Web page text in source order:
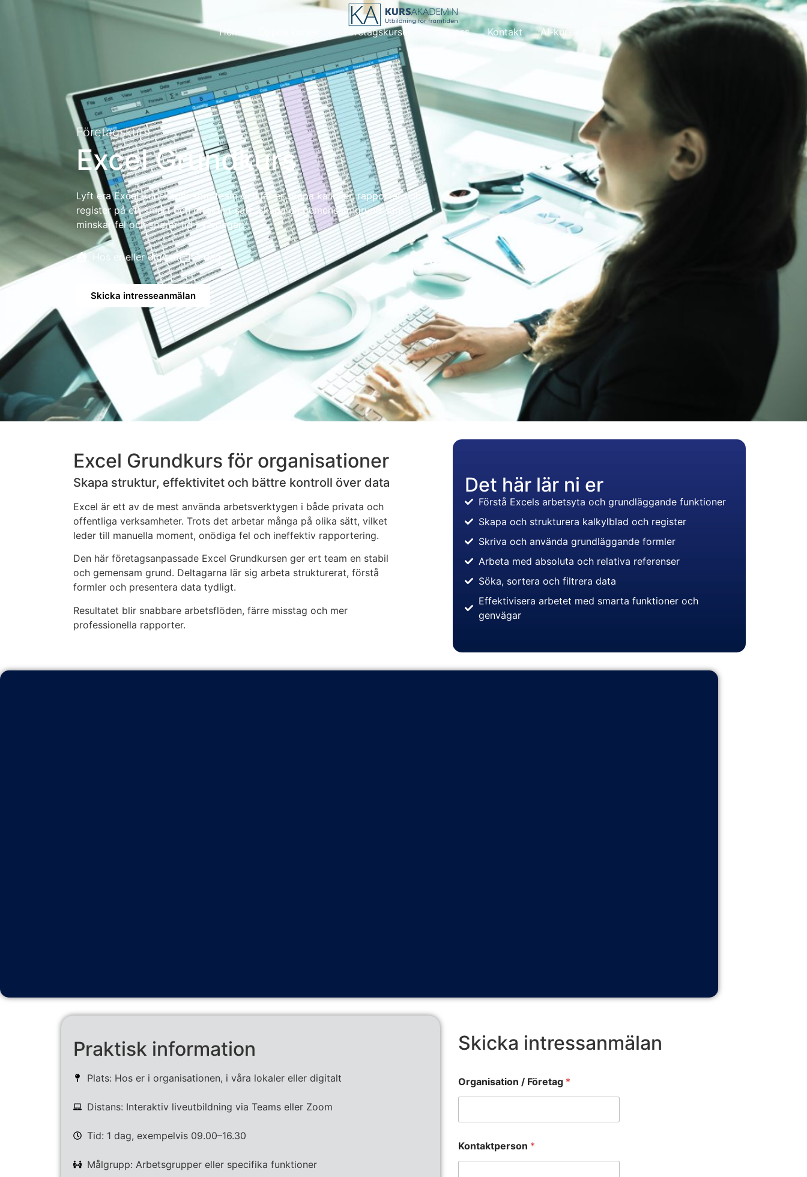
Hem Företagskurser Om oss Kontakt AI-kurser
Företagskurs
Excel Grundkurs
Lyft era Excel-kunskaper som team och lär er skapa kalkyler, rapporter och
register på ett smart och effektivt sätt. Skapa en gemensam grund som
minskar fel och sparar tid i vardagen.
Hos er eller digitalt 1 dag
Skicka intresseanmälan
Excel Grundkurs för organisationer
Skapa struktur, effektivitet och bättre kontroll över data
Excel är ett av de mest använda arbetsverktygen i både privata och
offentliga verksamheter. Trots det arbetar många på olika sätt, vilket
leder till manuella moment, onödiga fel och ineffektiv rapportering.
Den här företagsanpassade Excel Grundkursen ger ert team en stabil
och gemensam grund. Deltagarna lär sig arbeta strukturerat, förstå
formler och presentera data tydligt.
Resultatet blir snabbare arbetsflöden, färre misstag och mer
professionella rapporter.
Det här lär ni er
Förstå Excels arbetsyta och grundläggande funktioner
Skapa och strukturera kalkylblad och register
Skriva och använda grundläggande formler
Arbeta med absoluta och relativa referenser
Söka, sortera och filtrera data
Effektivisera arbetet med smarta funktioner och
genvägar
Praktisk information
Plats: Hos er i organisationen, i våra lokaler eller digitalt
Distans: Interaktiv liveutbildning via Teams eller Zoom
Tid: 1 dag, exempelvis 09.00–16.30
Målgrupp: Arbetsgrupper eller specifika funktioner
Skicka intressanmälan
Organisation / Företag *
Kontaktperson *